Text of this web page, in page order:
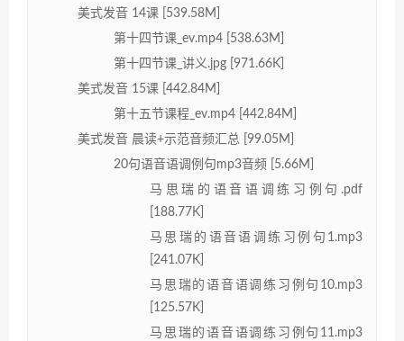
美式发音 14课 [539.58M]
第十四节课_ev.mp4 [538.63M]
第十四节课_讲义.jpg [971.66K]
美式发音 15课 [442.84M]
第十五节课程_ev.mp4 [442.84M]
美式发音 晨读+示范音频汇总 [99.05M]
20句语音语调例句mp3音频 [5.66M]
马思瑞的语音语调练习例句.pdf
[188.77K]
马思瑞的语音语调练习例句1.mp3
[241.07K]
马思瑞的语音语调练习例句10.mp3
[125.57K]
马思瑞的语音语调练习例句11.mp3